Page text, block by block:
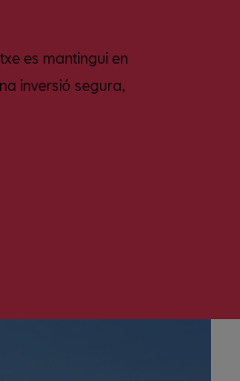
es mantingui en
inversió segura,